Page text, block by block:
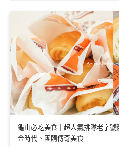
龜山必吃美食｜超人氣排隊老字
金時代、團購傳奇美食